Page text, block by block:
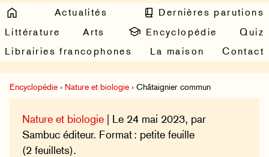
Actualités
Dernières parutions
Littérature
Arts Encyclopédie
Quiz
Librairies francophones
La maison Contact
Encyclopédie › Nature et biologie › Châtaignier commun
Nature et biologie | Le 24 mai 2023, par
Sambuc éditeur. Format : petite feuille
(2 feuillets).